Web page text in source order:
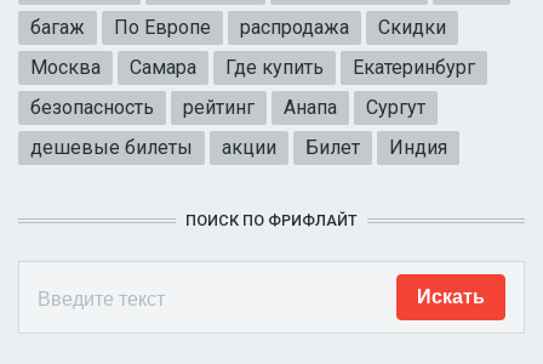
багаж
По Европе распродажа
Скидки
Москва
Самара Где купить
Екатеринбург
безопасность
рейтинг Анапа
Сургут
дешевые билеты
акции Билет Индия
ПОИСК ПО ФРИФЛАЙТ